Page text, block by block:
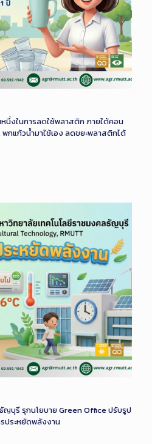
นึ่งในการลดใช้พลาสติก ภายใต้คอน
กแก้วน้ำมาใช้เอง ลดขยะพลาสติกได้
ญบุรี รุกนโยบาย Green Office ปรับรูป
ประหยัดพลังงาน